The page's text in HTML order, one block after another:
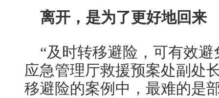
离开，是为了更好地回来
“及时转移避险，可有效
应急管理厅救援预案处副处
移避险的案例中，最难的是